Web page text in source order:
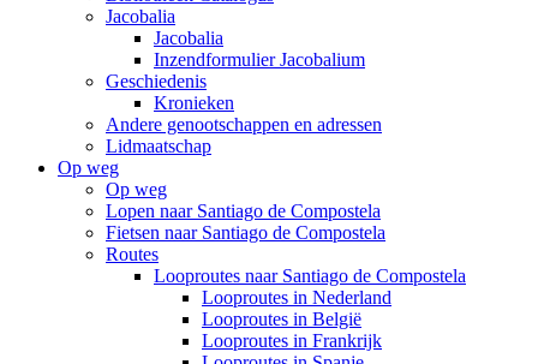
Jacobalia
Jacobalia
Inzendformulier Jacobalium
Geschiedenis
Kronieken
Andere genootschappen en adressen
Lidmaatschap
Op weg
Op weg
Lopen naar Santiago de Compostela
Fietsen naar Santiago de Compostela
Routes
Looproutes naar Santiago de Compostela
Looproutes in Nederland
Looproutes in België
Looproutes in Frankrijk